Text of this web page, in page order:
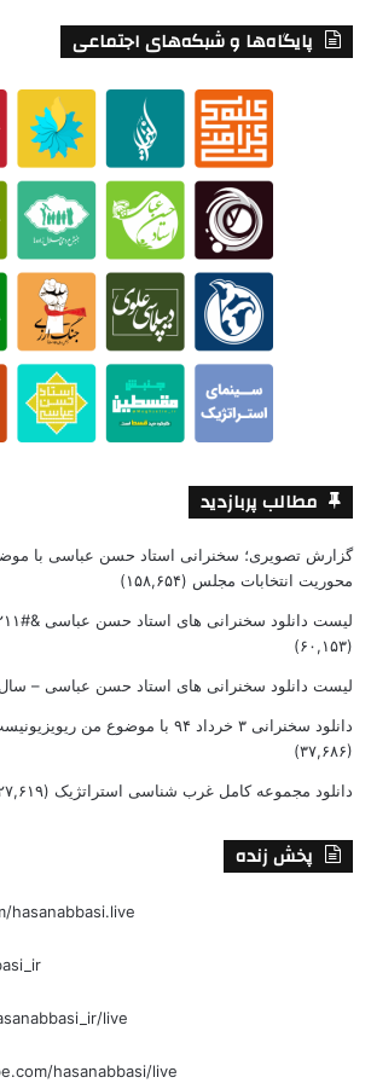
پایگاه‌ها و شبکه‌های اجتماعی
مطالب پربازدید
گزارش تصویری؛ سخنرانی استاد حسن عباسی با
محوریت انتخابات مجلس (۱۵۸,۶۵۴)
لیست دانلود سخنرانی های استاد حسن عباسی &#۸۲۱۱; سال ۱۳۹۵
(۶۰,۱۵۳)
لیست دانلود سخنرانی های استاد حسن عباسی – سال ۱۳۹۶
دانلود سخنرانی ۳ خرداد ۹۴ با موضوع من ریویزیونیست‌ام، پس هستم!
(۳۷,۶۸۶)
دانلود مجموعه کامل غرب شناسی استراتژیک (۲۷,۶۱۹)
پخش زنده
hasanabbasi.live
live
hasanabbasi/live